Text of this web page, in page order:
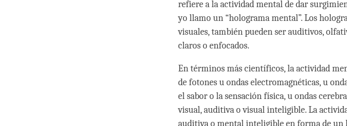
refiere a la actividad mental de dar
yo llamo un “holograma mental”. Los
visuales, también pueden ser auditivos,
claros o enfocados.
En términos más científicos, la actividad
de fotones u ondas electromagnéticas, u
el sabor o la sensación física, u ondas
visual, auditiva o visual inteligible. La
auditiva o mental inteligible en forma de un